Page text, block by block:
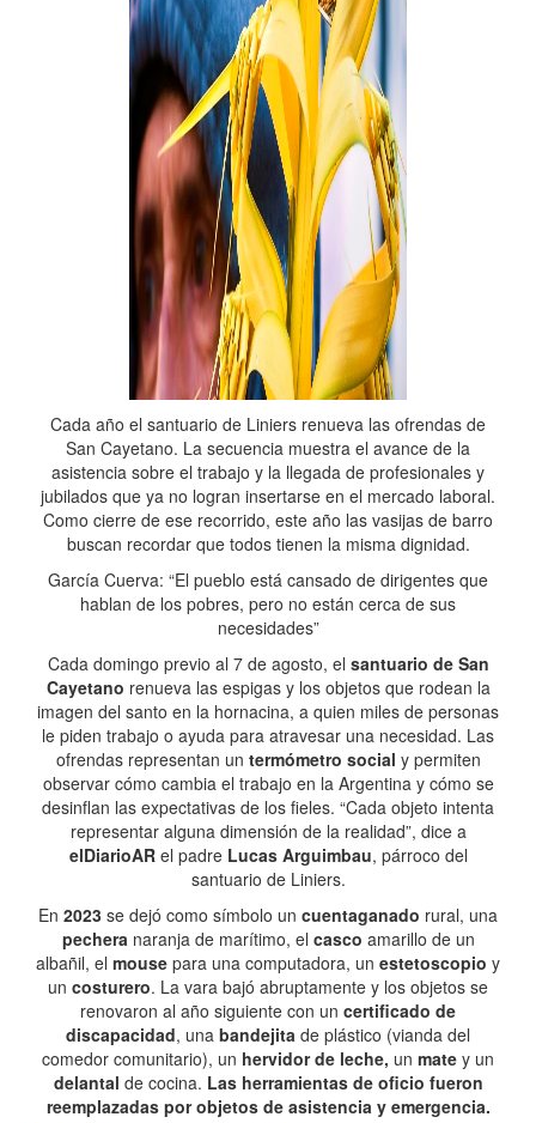
Cada año el santuario de Liniers renueva las ofrendas de
San Cayetano. La secuencia muestra el avance de la
asistencia sobre el trabajo y la llegada de profesionales y
jubilados que ya no logran insertarse en el mercado laboral.
Como cierre de ese recorrido, este año las vasijas de barro
buscan recordar que todos tienen la misma dignidad.
García Cuerva: “El pueblo está cansado de dirigentes que
hablan de los pobres, pero no están cerca de sus
necesidades”
Cada domingo previo al 7 de agosto, el santuario de San
Cayetano renueva las espigas y los objetos que rodean la
imagen del santo en la hornacina, a quien miles de personas
le piden trabajo o ayuda para atravesar una necesidad. Las
ofrendas representan un termómetro social y permiten
observar cómo cambia el trabajo en la Argentina y cómo se
desinflan las expectativas de los fieles. “Cada objeto intenta
representar alguna dimensión de la realidad”, dice a
elDiarioARel padre Lucas Arguimbau, párroco del
santuario de Liniers.
En 2023 se dejó como símbolo un cuentaganado rural, una
pecheranaranja de marítimo, el casco amarillo de un
albañil, el mouse para una computadora, un estetoscopio y
un costurero. La vara bajó abruptamente y los objetos se
renovaron al año siguiente con un certificado de
discapacidad, una bandejita de plástico (vianda del
comedor comunitario), un hervidor de leche, un mate y un
delantal de cocina. Las herramientas de oficio fueron
reemplazadas por objetos de asistencia y emergencia.